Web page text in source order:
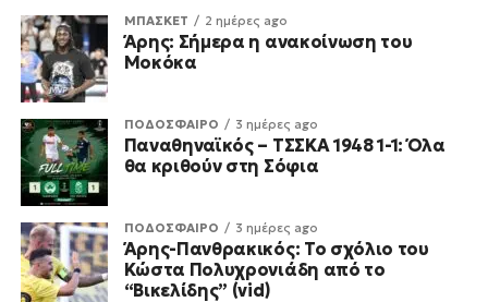
ΜΠΑΣΚΕΤ 2 ημέρες ago
Άρης: Σήμερα η ανακοίνωση του
Μοκόκα
ΠΟΔΟΣΦΑΙΡΟ 3 ημέρες ago
Παναθηναϊκός – ΤΣΣΚΑ 1948 1-1: Όλα
θα κριθούν στη Σόφια
ΠΟΔΟΣΦΑΙΡΟ 3 ημέρες ago
Άρης-Πανθρακικός: Το σχόλιο του
Κώστα Πολυχρονιάδη από το
“Βικελίδης” (vid)